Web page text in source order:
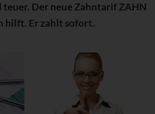
teuer. Der neue Zahntarif ZAHN
hilft. Er zahlt sofort.